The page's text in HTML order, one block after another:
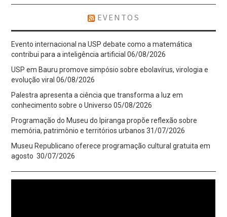
EVENTOS
Evento internacional na USP debate como a matemática
contribui para a inteligência artificial 06/08/2026
USP em Bauru promove simpósio sobre ebolavírus, virologia e
evolução viral 06/08/2026
Palestra apresenta a ciência que transforma a luz em
conhecimento sobre o Universo 05/08/2026
Programação do Museu do Ipiranga propõe reflexão sobre
memória, patrimônio e territórios urbanos 31/07/2026
Museu Republicano oferece programação cultural gratuita em
agosto 30/07/2026